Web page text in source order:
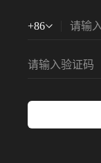
+86